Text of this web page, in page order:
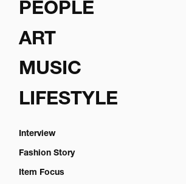
PEOPLE
ART
MUSIC
LIFESTYLE
Interview
Fashion Story
Item Focus